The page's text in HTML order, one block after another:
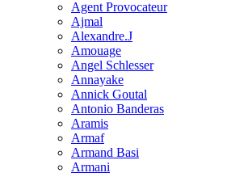
Agent Provocateur
Ajmal
Alexandre.J
Amouage
Angel Schlesser
Annayake
Annick Goutal
Antonio Banderas
Aramis
Armaf
Armand Basi
Armani